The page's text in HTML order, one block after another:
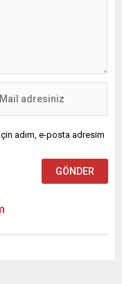
adım, e-posta adresim